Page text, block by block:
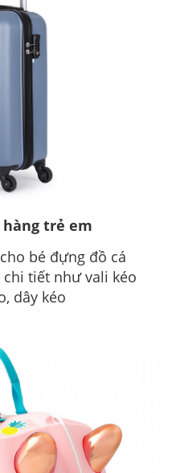
trẻ em
bé đựng đồ cá
tiết như vali kéo
dây kéo